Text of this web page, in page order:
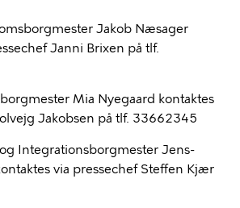
Jakob Næsager
Janni Brixen på tlf.
Mia Nyegaard kontaktes
Jakobsen på tlf. 33662345
Integrationsborgmester Jens-
via pressechef Steffen Kjær